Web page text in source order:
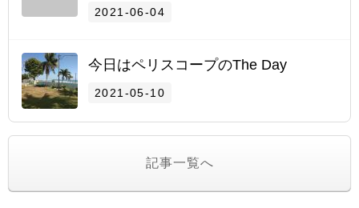
2021-06-04
今日はペリスコープのThe Day
2021-05-10
記事一覧へ